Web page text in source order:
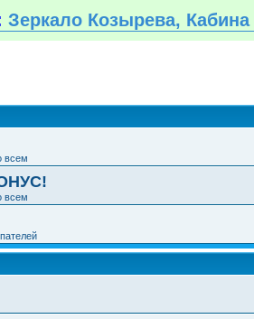
Зеркало Козырева,
всем
всем